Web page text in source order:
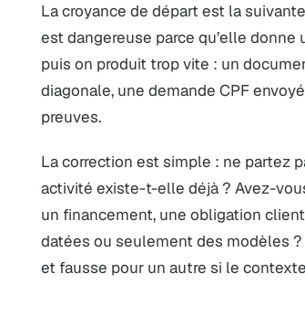
La croyance de départ est la
est dangereuse parce qu’elle
puis on produit trop vite : un
diagonale, une demande CPF
preuves.
La correction est simple : ne partez
activité existe-t-elle déjà ? Avez-
un financement, une obligation
datées ou seulement des modèles
et fausse pour un autre si le